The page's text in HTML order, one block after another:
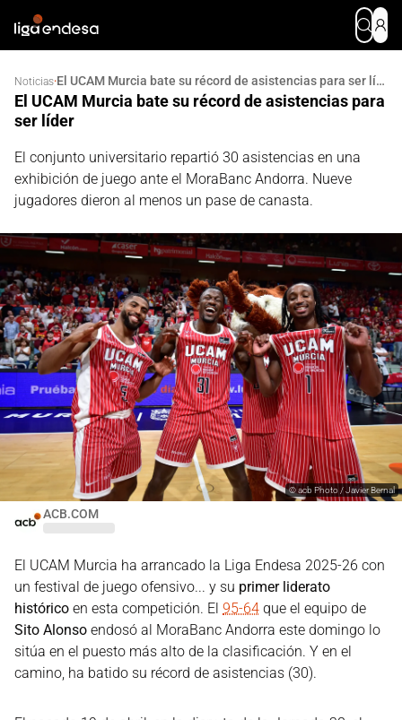
Noticias· El UCAM Murcia bate su récord de asistencias para ser líder
El UCAM Murcia bate su récord de asistencias para
ser líder
El conjunto universitario repartió 30 asistencias en una
exhibición de juego ante el MoraBanc Andorra. Nueve
jugadores dieron al menos un pase de canasta.
ACB.COM
©acb Photo / Javier Bernal
El UCAM Murcia ha arrancado la Liga Endesa 2025-26 con
un festival de juego ofensivo... y su primer liderato
histórico en esta competición. El 95-64 que el equipo de
Sito Alonso endosó al MoraBanc Andorra este domingo lo
sitúa en el puesto más alto de la clasificación. Y en el
camino, ha batido su récord de asistencias (30).